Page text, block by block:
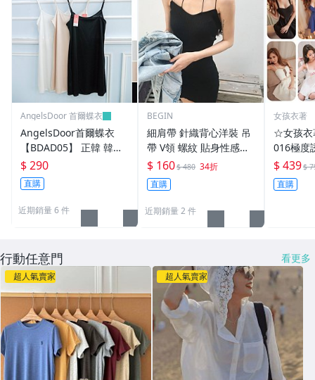
AngelsDoor 首爾蝶衣
AngelsDoor首爾蝶衣
【BDAD05】 正韓 韓國
製 365穿搭好幫手~高質
感肩帶可調內搭洋裝襯裙
(特價)
$ 290
直購
近期銷量 6 件
BEGIN
細肩帶 針織背心洋裝 吊
帶 V領 螺紋 貼身性感爆
乳美背 素面 黑白灰藍 韓
$ 160$ 480 34折
直購
近期銷量 2 件
女孩衣著
☆女孩
016極度
感短裙
裙夜場
底裙潮
$ 439$
直購
行動任意門 看更多
超人氣賣家 超人氣賣家